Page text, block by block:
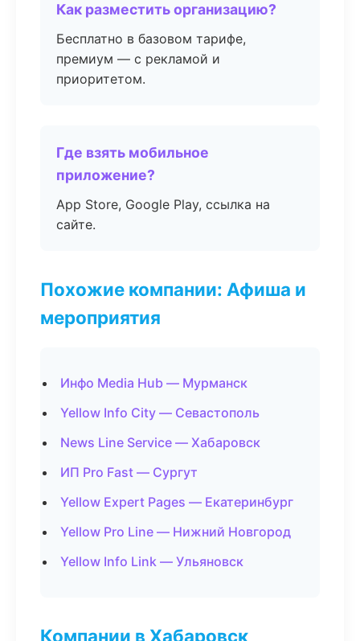
Как разместить организацию?
Бесплатно в базовом тарифе,
премиум — с рекламой и
приоритетом.
Где взять мобильное
приложение?
App Store, Google Play, ссылка на
сайте.
Похожие компании: Афиша и
мероприятия
Инфо Media Hub — Мурманск
Yellow Info City — Севастополь
News Line Service — Хабаровск
ИП Pro Fast — Сургут
Yellow Expert Pages — Екатеринбург
Yellow Pro Line — Нижний Новгород
Yellow Info Link — Ульяновск
Компании в Хабаровск